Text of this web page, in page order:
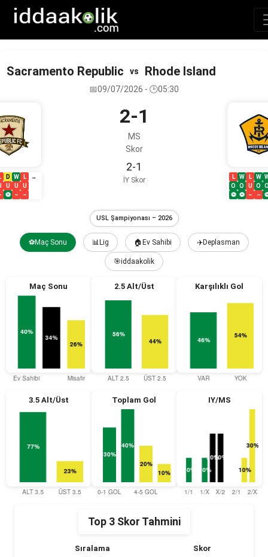
Sacramento Republic vs Rhode Island
📅09/07/2026 - 🕒05:30
D
U
⚽
W
U
–
L
U
–
→
2-1
MS
Skor
2-1
İY Skor
L
O
⚽
W
O
⚽
L
U
–
W
O
–
USL Şampiyonası – 2026
⚽Maç Sonu 📊Lig 🏠Ev Sahibi ✈️Deplasman
🎯iddaakolik
Maç Sonu 2.5 Alt/Üst Karşılıklı Gol
3.5 Alt/Üst Toplam Gol IY/MS
Top 3 Skor Tahmini
Sıralama
Skor